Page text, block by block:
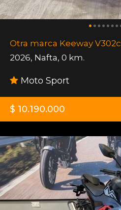
Otra marca Keeway V302c
2026, Nafta, 0 km.
Moto Sport
$ 10.190.000